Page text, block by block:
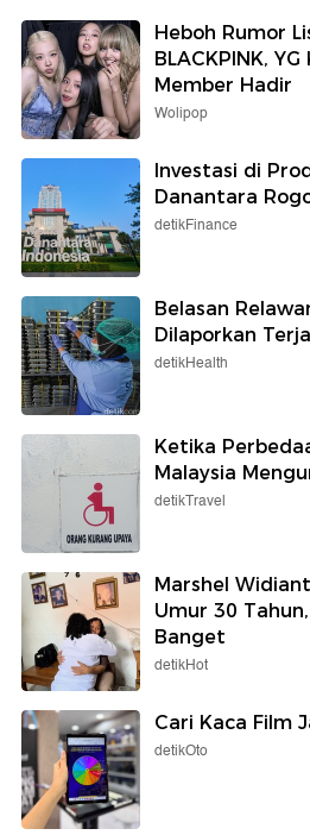
Heboh Rumor
BLACKPINK,
Member Hadir
Wolipop
Investasi di
Danantara
detikFinance
Belasan
Dilaporkan
detikHealth
Ketika
Malaysia
detikTravel
Marshel
Umur 30
Banget
detikHot
Cari Kaca Film
detikOto